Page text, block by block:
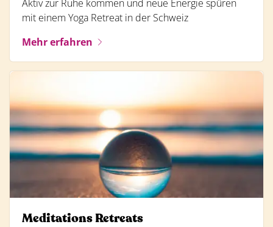
Aktiv zur Ruhe kommen und neue Energie spüren
mit einem Yoga Retreat in der Schweiz
Mehr erfahren
Meditations Retreats